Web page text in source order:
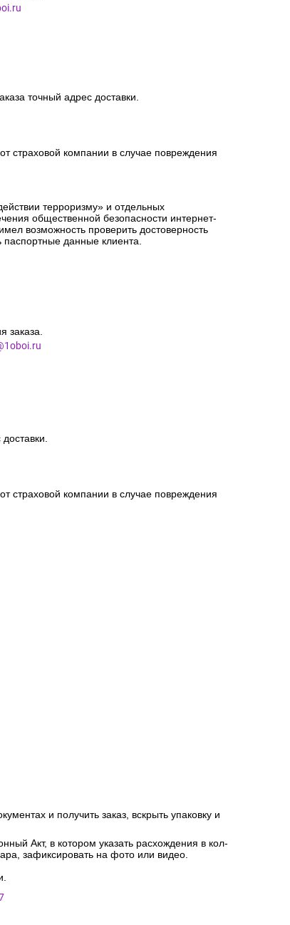
точный адрес доставки.
страховой компании в случае повреждения
терроризму» и отдельных
общественной безопасности интернет-
возможность проверить достоверность
данные клиента.
заказа.
страховой компании в случае повреждения
и получить заказ, вскрыть упаковку и
Акт, в котором указать расхождения в кол-
зафиксировать на фото или видео.